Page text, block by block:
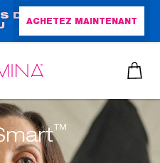
DE
ACHETEZ MAINTENANT
™